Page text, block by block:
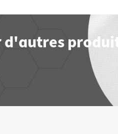
d'autres